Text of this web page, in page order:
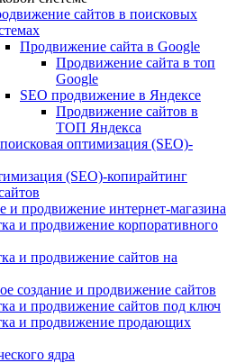
сайтов в поисковых
Продвижение сайта в Google
Продвижение сайта в топ
Google
SEO продвижение в Яндексе
Продвижение сайтов в
ТОП Яндекса
оптимизация (SEO)-
(SEO)-копирайтинг
и продвижение интернет-магазина
и продвижение корпоративного
и продвижение сайтов на
создание и продвижение сайтов
и продвижение сайтов под ключ
и продвижение продающих
ядра